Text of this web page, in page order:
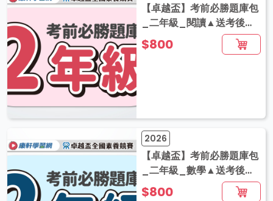
【卓越盃】考前必勝題庫包
_二年級_閱讀▲送考後影
音解題
$800
2026
【卓越盃】考前必勝題庫包
_二年級_數學▲送考後影
音解題
$800